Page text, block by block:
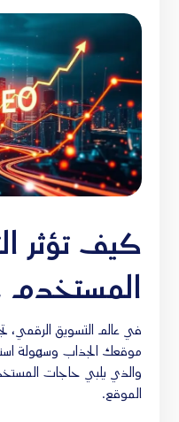
كيف تؤثر
في عالم التسويق
موقعك الجذاب وسهولة
والذي يلبي حاجات
الموقع.